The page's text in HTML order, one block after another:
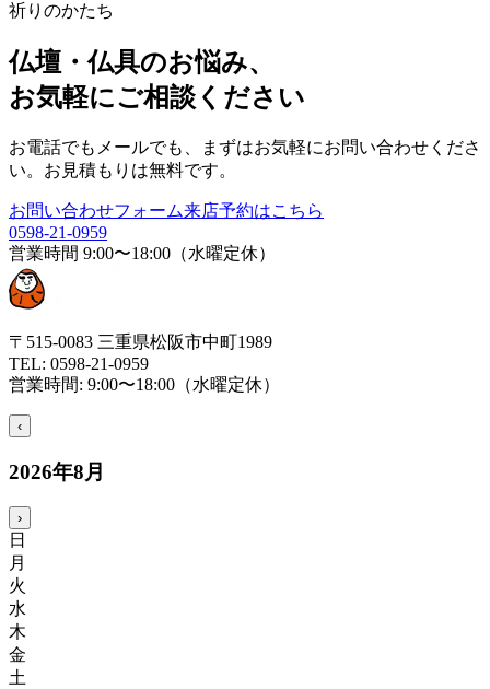
祈りのかたち
仏壇・仏具のお悩み、
お気軽にご相談ください
お電話でもメールでも、まずはお気軽にお問い合わせくださ
い。お見積もりは無料です。
お問い合わせフォーム来店予約はこちら
0598-21-0959
営業時間 9:00〜18:00（水曜定休）
〒515-0083 三重県松阪市中町1989
TEL: 0598-21-0959
営業時間: 9:00〜18:00（水曜定休）
‹
2026年8月
›
日
月
火
水
木
金
土